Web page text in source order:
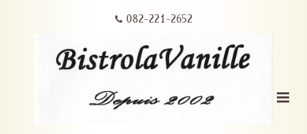
082-221-2652